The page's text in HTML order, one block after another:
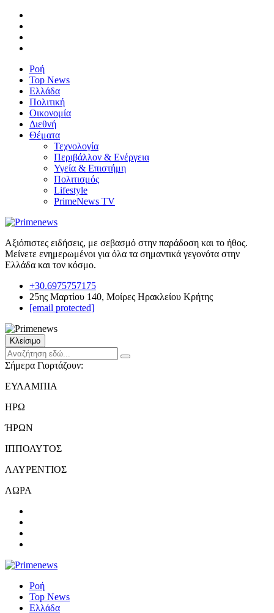
Ροή
Top News
Ελλάδα
Πολιτική
Οικονομία
Διεθνή
Θέματα
Τεχνολογία
Περιβάλλον & Ενέργεια
Υγεία & Επιστήμη
Πολιτισμός
Lifestyle
PrimeNews TV
Αξιόπιστες ειδήσεις, με σεβασμό στην παράδοση και το ήθος.
Μείνετε ενημερωμένοι για όλα τα σημαντικά γεγονότα στην
Ελλάδα και τον κόσμο.
+30.6975757175
25ης Μαρτίου 140, Μοίρες Ηρακλείου Κρήτης
[email protected]
Κλείσιμο
Σήμερα Γιορτάζουν:
ΕΥΛΑΜΠΙΑ
ΗΡΩ
ΉΡΩΝ
ΙΠΠΟΛΥΤΟΣ
ΛΑΥΡΕΝΤΙΟΣ
ΛΩΡΑ
Ροή
Top News
Ελλάδα